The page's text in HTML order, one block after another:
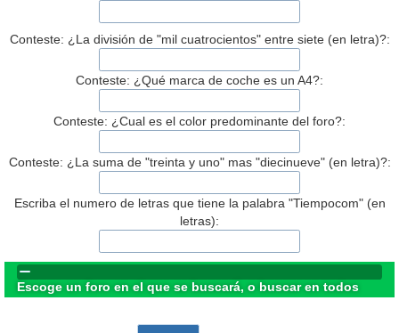
Conteste: ¿La división de "mil cuatrocientos" entre siete (en letra)?:
Conteste: ¿Qué marca de coche es un A4?:
Conteste: ¿Cual es el color predominante del foro?:
Conteste: ¿La suma de "treinta y uno" mas "diecinueve" (en letra)?:
Escriba el numero de letras que tiene la palabra "Tiempocom" (en
letras):
Escoge un foro en el que se buscará, o buscar en todos